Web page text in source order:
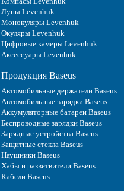
Лупы Levenhuk
Монокуляры Levenhuk
Окуляры Levenhuk
Цифровые камеры Levenhuk
Аксессуары Levenhuk
Продукция Baseus
Автомобильные держатели Baseus
Автомобильные зарядки Baseus
Аккумуляторные батареи Baseus
Беспроводные зарядки Baseus
Зарядные устройства Baseus
Защитные стекла Baseus
Наушники Baseus
Хабы и разветвители Baseus
Кабели Baseus